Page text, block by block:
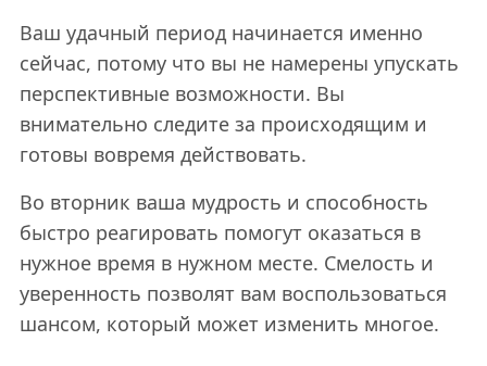
Ваш удачный период начинается именно
сейчас, потому что вы не намерены упускать
перспективные возможности. Вы
внимательно следите за происходящим и
готовы вовремя действовать.
Во вторник ваша мудрость и способность
быстро реагировать помогут оказаться в
нужное время в нужном месте. Смелость и
уверенность позволят вам воспользоваться
шансом, который может изменить многое.